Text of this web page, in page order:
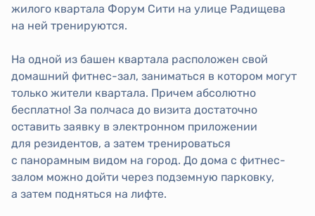
жилого квартала Форум Сити на улице Радищева
на ней тренируются.
На одной из башен квартала расположен свой
домашний фитнес-зал, заниматься в котором могут
только жители квартала. Причем абсолютно
бесплатно! За полчаса до визита достаточно
оставить заявку в электронном приложении
для резидентов, а затем тренироваться
с панорамным видом на город. До дома с фитнес-
залом можно дойти через подземную парковку,
а затем подняться на лифте.